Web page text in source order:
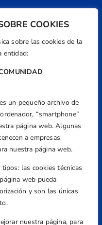
COOKIES
sobre las cookies de la
entidad:
un pequeño archivo de
“smartphone”
página web. Algunas
a empresas
nuestra página web.
las cookies técnicas
web pueda
y son las únicas
nuestra página, para
d'Isaac Peral i
2 y 3, 46980,
799